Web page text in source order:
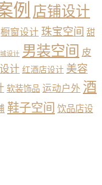
例 店铺设计
橱窗设计 珠宝空间 甜
设计 男装空间 皮
计 红酒店设计 美容
软装饰品 运动户外 酒
鞋子空间 饮品店设